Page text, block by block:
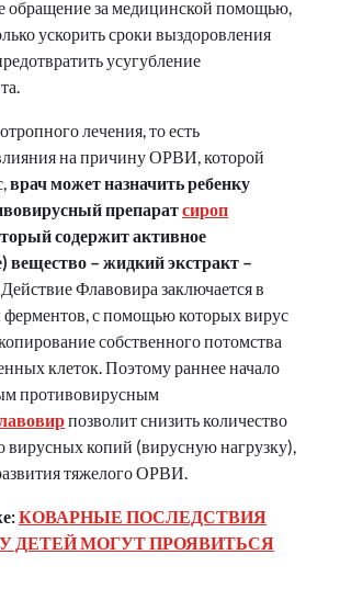
обращение за медицинской помощью,
ускорить сроки выздоровления
усугубление
лечения, то есть
на причину ОРВИ, которой
врач может назначить ребенку
препаратсироп
содержит активное
вещество – жидкий экстракт –
Действие Флавовира заключается в
с помощью которых вирус
собственного потомства
клеток. Поэтому раннее начало
противовирусным
позволит снизить количество
вирусных копий (вирусную нагрузку),
тяжелого ОРВИ.
КОВАРНЫЕ ПОСЛЕДСТВИЯ
ДЕТЕЙ МОГУТ ПРОЯВИТЬСЯ